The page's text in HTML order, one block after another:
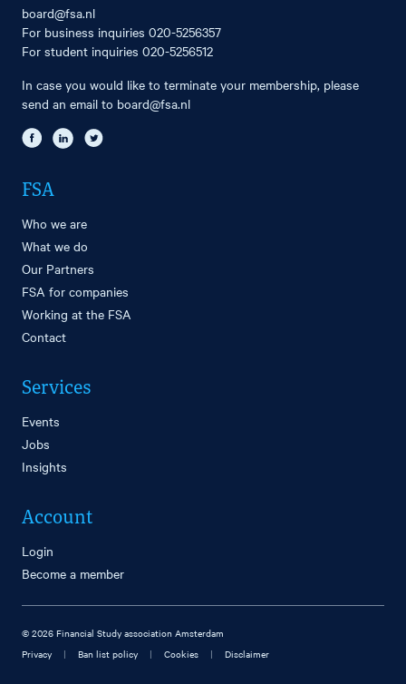
board@fsa.nl
For business inquiries 020-5256357
For student inquiries 020-5256512
In case you would like to terminate your membership, please
send an email to board@fsa.nl
FSA
Who we are
What we do
Our Partners
FSA for companies
Working at the FSA
Contact
Services
Events
Jobs
Insights
Account
Login
Become a member
© 2026 Financial Study association Amsterdam
Privacy
| Ban list policy | Cookies | Disclaimer